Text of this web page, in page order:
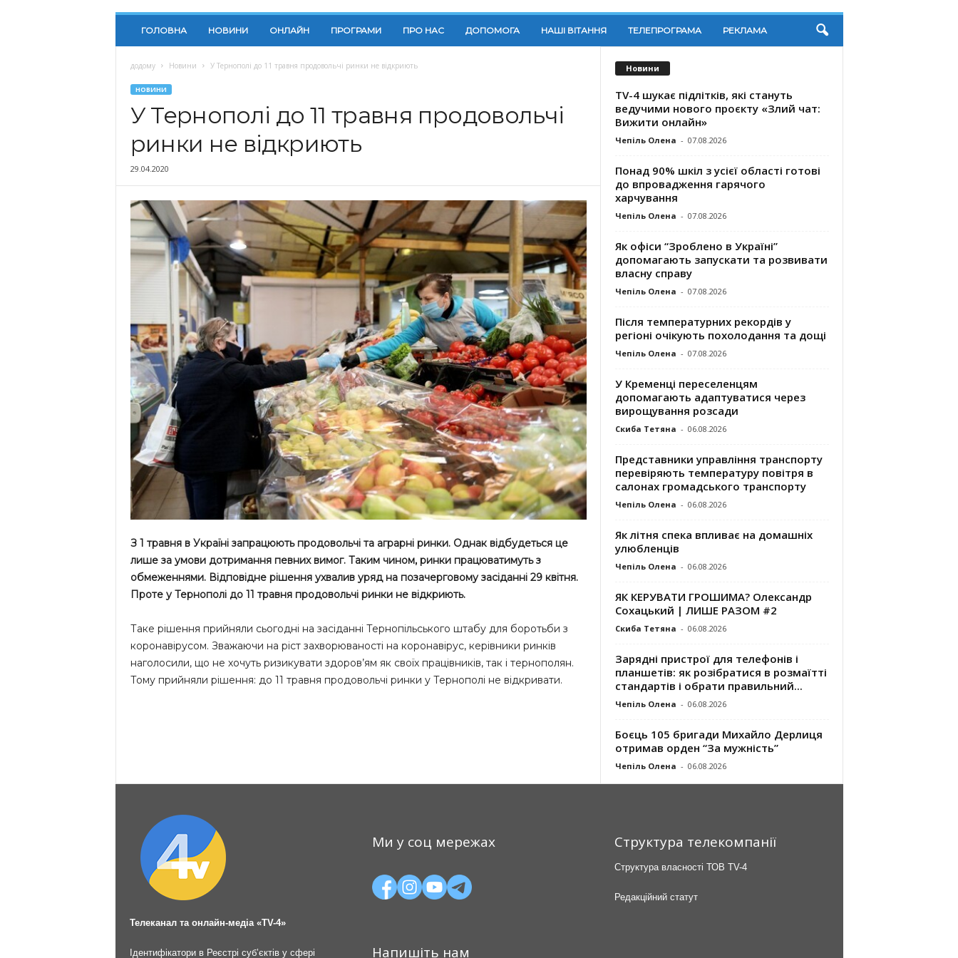
ГОЛОВНА НОВИНИ ОНЛАЙН ПРОГРАМИ ПРО НАС ДОПОМОГА НАШІ ВІТАННЯ ТЕЛЕПРОГРАМА РЕКЛАМА
додому Новини У Тернополі до 11 травня продовольчі ринки не відкриють
НОВИНИ
У Тернополі до 11 травня продовольчі
ринки не відкриють
29.04.2020
З 1 травня в Україні запрацюють продовольчі та аграрні ринки. Однак відбудеться це
лише за умови дотримання певних вимог. Таким чином, ринки працюватимуть з
обмеженнями. Відповідне рішення ухвалив уряд на позачерговому засіданні 29 квітня.
Проте у Тернополі до 11 травня продовольчі ринки не відкриють.
Таке рішення прийняли сьогодні на засіданні Тернопільського штабу для боротьби з
коронавірусом. Зважаючи на ріст захворюваності на коронавірус, керівники ринків
наголосили, що не хочуть ризикувати здоров’ям як своїх працівників, так і тернополян.
Тому прийняли рішення: до 11 травня продовольчі ринки у Тернополі не відкривати.
Новини
TV-4 шукає підлітків, які стануть
ведучими нового проєкту «Злий чат:
Вижити онлайн»
Чепіль Олена - 07.08.2026
Понад 90% шкіл з усієї області готові
до впровадження гарячого
харчування
Чепіль Олена - 07.08.2026
Як офіси “Зроблено в Україні”
допомагають запускaти та розвивати
власну справу
Чепіль Олена - 07.08.2026
Після температурних рекордів у
регіоні очікують похолодання та дощі
Чепіль Олена - 07.08.2026
У Кременці переселенцям
допомагають адаптуватися через
вирощування розсади
Скиба Тетяна - 06.08.2026
Представники управління транспорту
перевіряють температуру повітря в
салонах громадського транспорту
Чепіль Олена - 06.08.2026
Як літня спека впливає на домашніх
улюбленців
Чепіль Олена - 06.08.2026
ЯК КЕРУВАТИ ГРОШИМА? Олександр
Сохацький | ЛИШЕ РАЗОМ #2
Скиба Тетяна - 06.08.2026
Зарядні пристрої для телефонів і
планшетів: як розібратися в розмаїтті
стандартів і обрати правильний...
Чепіль Олена - 06.08.2026
Боєць 105 бригади Михайло Дерлиця
отримав орден “За мужність”
Чепіль Олена - 06.08.2026
Телеканал та онлайн-медіа «TV-4»
Ідентифікатори в Реєстрі суб’єктів у сфері
Ми у соц мережах
Напишіть нам
Структура телекомпанії
Структура власності ТОВ TV-4
Редакційний статут